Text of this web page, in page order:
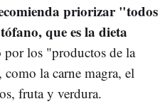
priorizar "todos
que es la dieta
por los "productos de la
la carne magra, el
fruta y verdura.